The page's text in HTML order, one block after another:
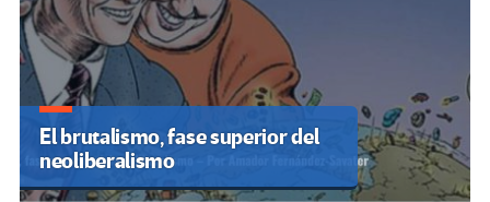
El brutalismo, fase superior del
neoliberalismo